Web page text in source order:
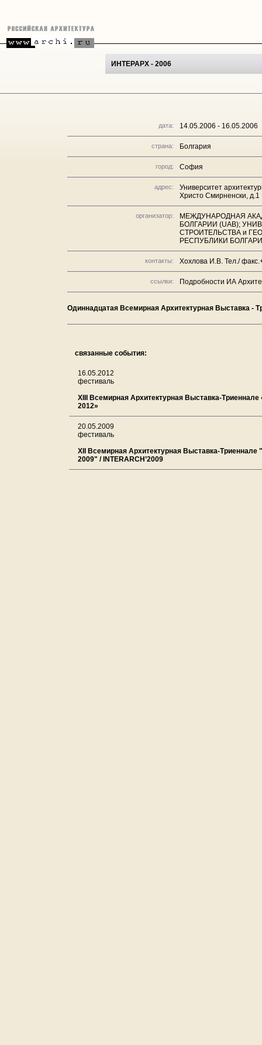
ИНТЕРАРХ - 2006
дата: 14.05.2006 - 16.05.2006
страна: Болгария
город: София
адрес:
Университет
Христо Смирненски, д.1
организатор:
МЕЖДУНАРОДНАЯ
БОЛГАРИИ (UAB);
СТРОИТЕЛЬСТВА и
РЕСПУБЛИКИ
контакты: Хохлова И.В. Тел./
ссылки: Подробности ИА
Одиннадцатая Всемирная Архитектурная Выставка -
связанные события:
16.05.2012
фестиваль
XIII Всемирная Архитектурная Выставка-
2012»
20.05.2009
фестиваль
XII Всемирная Архитектурная Выставка-
2009" / INTERARCH’2009